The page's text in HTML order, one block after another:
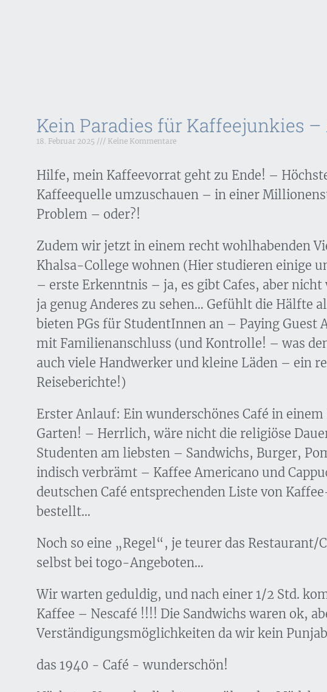
Kein Paradies für Kaffeejunkies
18. Februar 2025 Keine Kommentare
Hilfe, mein Kaffeevorrat geht zu Ende! –
Kaffeequelle umzuschauen – in einer
Problem – oder?!
Zudem wir jetzt in einem recht wohlhabenden
Khalsa-College wohnen (Hier studieren einige
– erste Erkenntnis – ja, es gibt Cafes, aber nicht
ja genug Anderes zu sehen… Gefühlt die Hälfte
bieten PGs für StudentInnen an – Paying
mit Familienanschluss (und Kontrolle! – was
auch viele Handwerker und kleine Läden – ein
Reiseberichte!)
Erster Anlauf: Ein wunderschönes Café in
Garten! – Herrlich, wäre nicht die religiöse
Studenten am liebsten – Sandwichs, Burger,
indisch verbrämt – Kaffee Americano und
deutschen Café entsprechenden Liste von
bestellt…
Noch so eine „Regel“, je teurer das Restaurant/
selbst bei togo-Angeboten…
Wir warten geduldig, und nach einer 1/2 Std.
Kaffee – Nescafé !!!! Die Sandwichs waren ok,
Verständigungsmöglichkeiten da wir kein
das 1940 - Café - wunderschön!